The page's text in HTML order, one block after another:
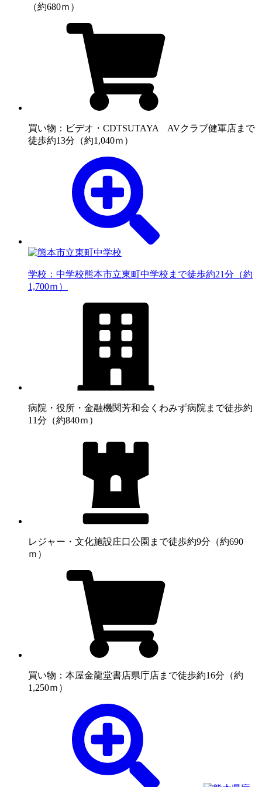
（約680ｍ）
買い物：ビデオ・CDTSUTAYA AVクラブ健軍店まで
徒歩約13分（約1,040ｍ）
学校：中学校熊本市立東町中学校まで徒歩約21分（約
1,700ｍ）
病院・役所・金融機関芳和会くわみず病院まで徒歩約
11分（約840ｍ）
レジャー・文化施設庄口公園まで徒歩約9分（約690
ｍ）
買い物：本屋金龍堂書店県庁店まで徒歩約16分（約
1,250ｍ）